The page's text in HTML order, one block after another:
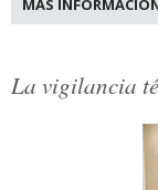
MÁS
La vigilancia